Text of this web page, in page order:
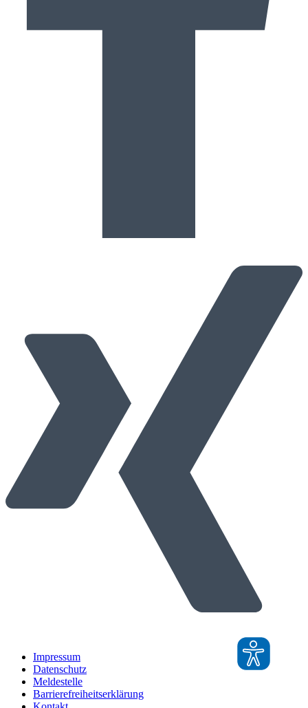
Impressum
Datenschutz
Meldestelle
Barrierefreiheitserklärung